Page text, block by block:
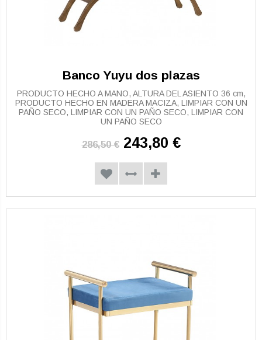
Banco Yuyu dos plazas
PRODUCTO HECHO A MANO, ALTURA DEL ASIENTO 36 cm,
PRODUCTO HECHO EN MADERA MACIZA, LIMPIAR CON UN
PAÑO SECO, LIMPIAR CON UN PAÑO SECO, LIMPIAR CON
UN PAÑO SECO
286,50 € 243,80 €